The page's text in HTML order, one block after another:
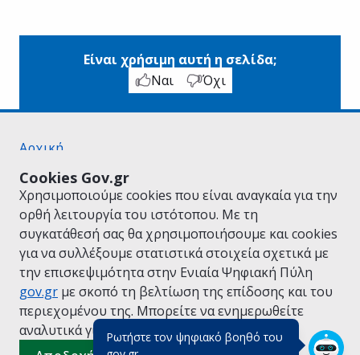
Ρωτήστε τον ψηφιακό βοηθό του
Cookies Gov.gr
Χρησιμοποιούμε cookies που είναι αναγκαία για την
ορθή λειτουργία του ιστότοπου. Με τη
συγκατάθεσή σας θα χρησιμοποιήσουμε και cookies
για να συλλέξουμε στατιστικά στοιχεία σχετικά με
την επισκεψιμότητα στην Ενιαία Ψηφιακή Πύλη
gov.gr με σκοπό τη βελτίωση της επίδοσης και του
περιεχομένου της. Μπορείτε να ενημερωθείτε
αναλυτικά για την Πολιτική Cookies.
Είναι χρήσιμη αυτή η σελίδα;
Ναι
Όχι
Αρχική
Όροι Χρήσης
Πολιτική Απορρήτου
Δήλωση προσβασιμότητας
Πολιτική cookies
Προτάσεις για το gov.gr
Υλοποίηση από το Υπουργείο Ψηφιακής
Διακυβέρνησης
Ελληνικά |Αγγλικά